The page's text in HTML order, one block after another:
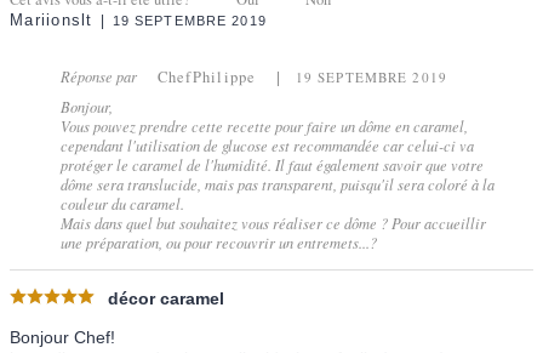
Mariionslt 19 SEPTEMBRE 2019
Réponse par ChefPhilippe 19 SEPTEMBRE 2019
Bonjour,
Vous pouvez prendre cette recette pour faire un dôme en caramel,
cependant l'utilisation de glucose est recommandée car celui-ci va
protéger le caramel de l'humidité. Il faut également savoir que votre
dôme sera translucide, mais pas transparent, puisqu'il sera coloré à la
couleur du caramel.
Mais dans quel but souhaitez vous réaliser ce dôme ? Pour accueillir
une préparation, ou pour recouvrir un entremets...?
décor caramel
Bonjour Chef!